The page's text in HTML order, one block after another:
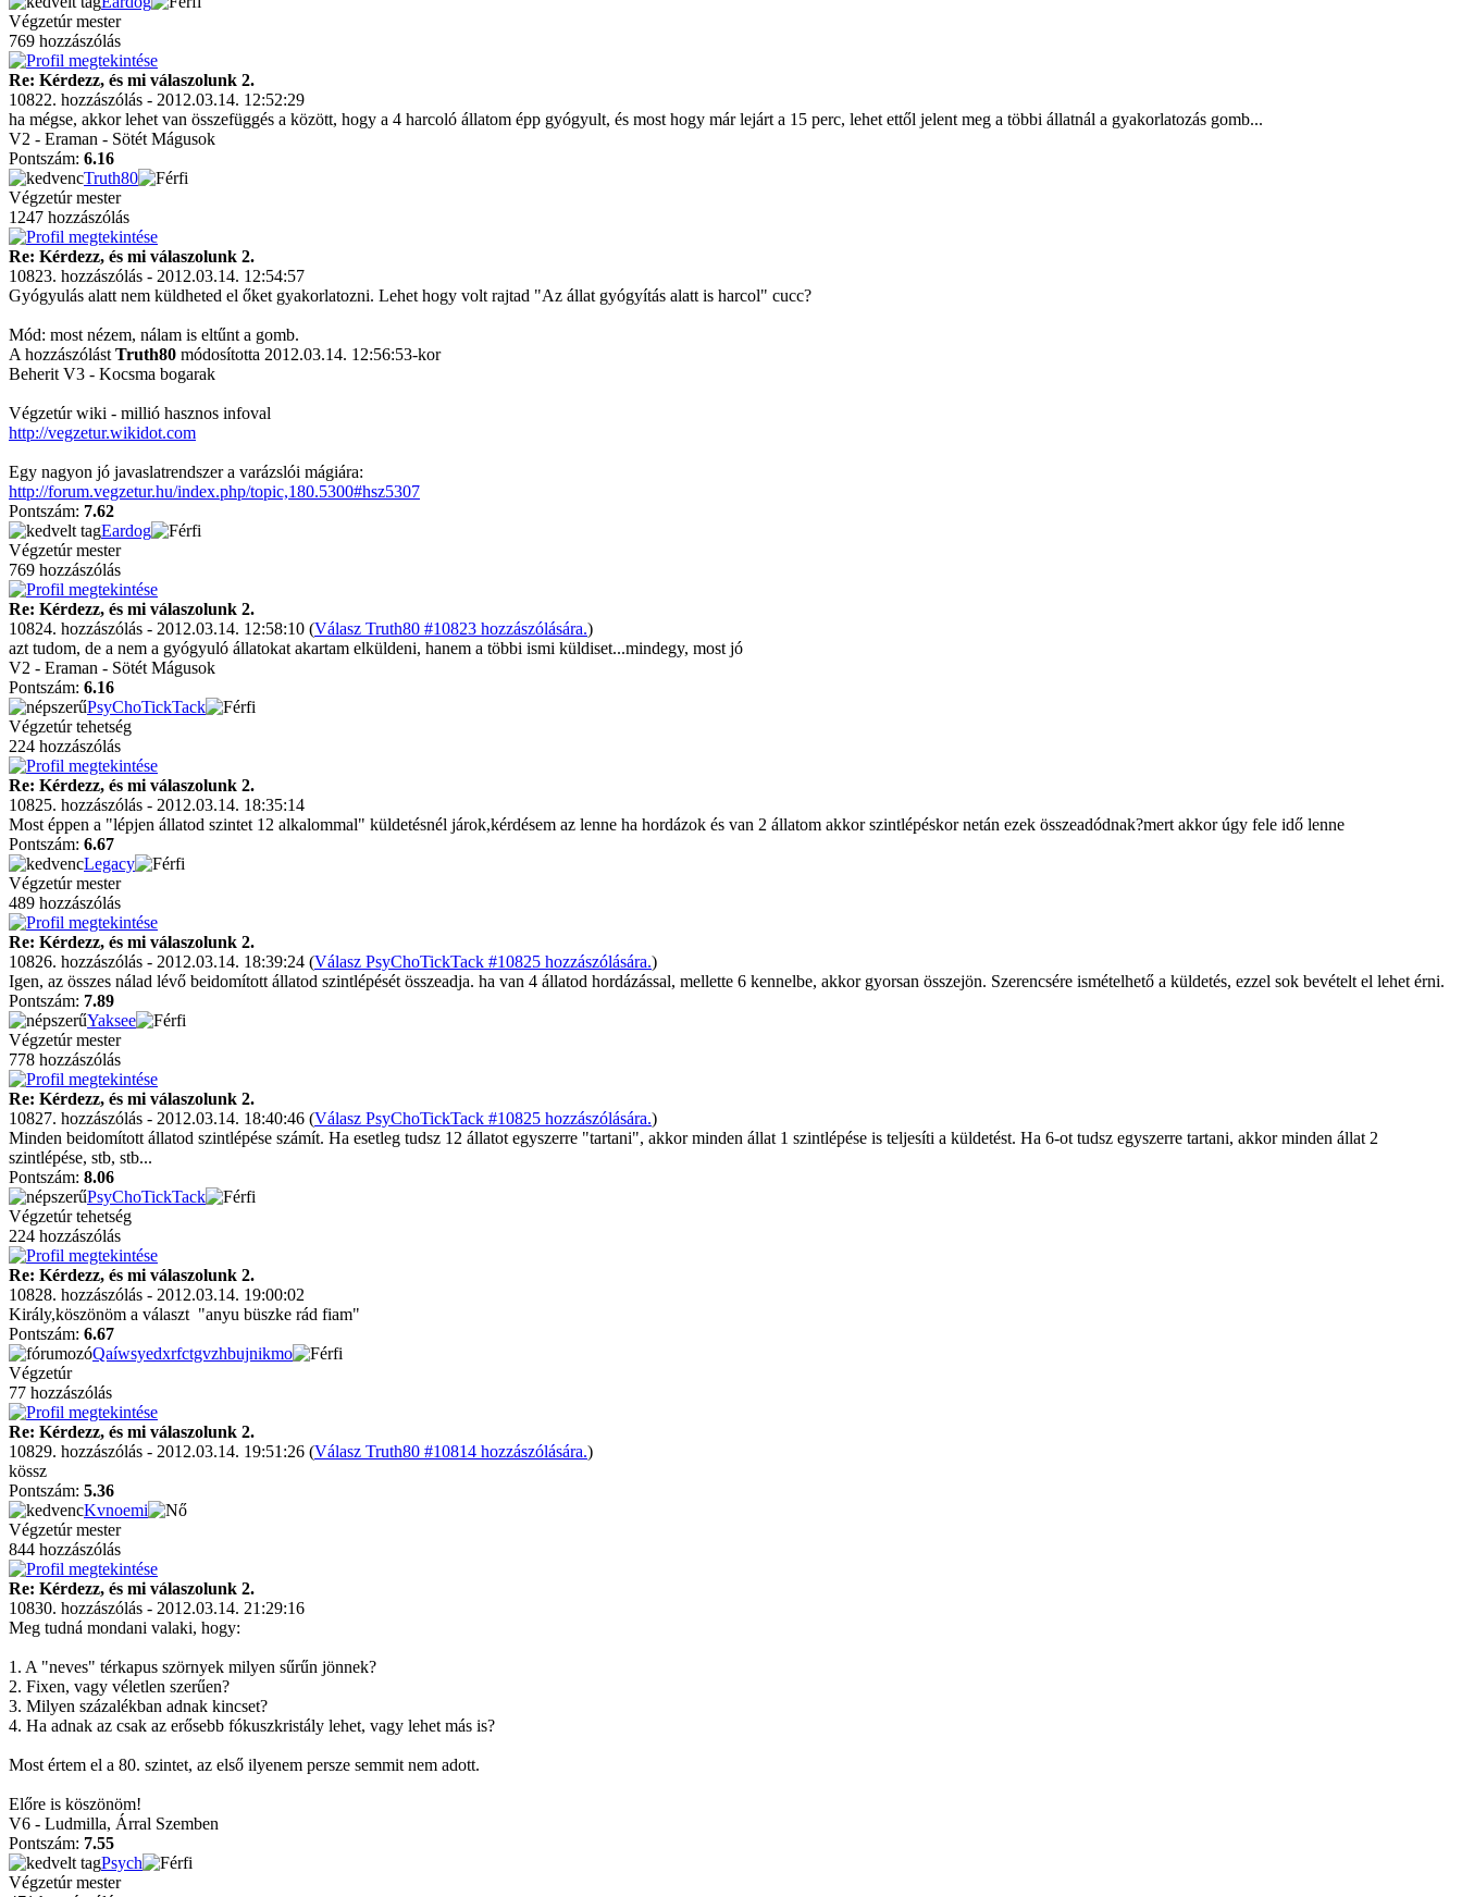
Végzetúr mester
769 hozzászólás
Re: Kérdezz, és mi válaszolunk 2.
10822. hozzászólás - 2012.03.14. 12:52:29
ha mégse, akkor lehet van összefüggés a között, hogy a 4 harcoló állatom épp gyógyult, és most hogy már lejárt a 15 perc, lehet ettől jelent meg a többi állatnál a gyakorlatozás gomb...
V2 - Eraman - Sötét Mágusok
Pontszám: 6.16
Truth80
Végzetúr mester
1247 hozzászólás
Re: Kérdezz, és mi válaszolunk 2.
10823. hozzászólás - 2012.03.14. 12:54:57
Gyógyulás alatt nem küldheted el őket gyakorlatozni. Lehet hogy volt rajtad "Az állat gyógyítás alatt is harcol" cucc?
Mód: most nézem, nálam is eltűnt a gomb.
A hozzászólást Truth80 módosította 2012.03.14. 12:56:53-kor
Beherit V3 - Kocsma bogarak
Végzetúr wiki - millió hasznos infoval
http://vegzetur.wikidot.com
Egy nagyon jó javaslatrendszer a varázslói mágiára:
http://forum.vegzetur.hu/index.php/topic,180.5300#hsz5307
Pontszám: 7.62
Eardog
Végzetúr mester
769 hozzászólás
Re: Kérdezz, és mi válaszolunk 2.
10824. hozzászólás - 2012.03.14. 12:58:10 (Válasz Truth80 #10823 hozzászólására.)
azt tudom, de a nem a gyógyuló állatokat akartam elküldeni, hanem a többi ismi küldiset...mindegy, most jó
V2 - Eraman - Sötét Mágusok
Pontszám: 6.16
PsyChoTickTack
Végzetúr tehetség
224 hozzászólás
Re: Kérdezz, és mi válaszolunk 2.
10825. hozzászólás - 2012.03.14. 18:35:14
Most éppen a "lépjen állatod szintet 12 alkalommal" küldetésnél járok,kérdésem az lenne ha hordázok és van 2 állatom akkor szintlépéskor netán ezek összeadódnak?mert akkor úgy fele idő lenne
Pontszám: 6.67
Legacy
Végzetúr mester
489 hozzászólás
Re: Kérdezz, és mi válaszolunk 2.
10826. hozzászólás - 2012.03.14. 18:39:24 (Válasz PsyChoTickTack #10825 hozzászólására.)
Igen, az összes nálad lévő beidomított állatod szintlépését összeadja. ha van 4 állatod hordázással, mellette 6 kennelbe, akkor gyorsan összejön. Szerencsére ismételhető a küldetés, ezzel sok bevételt el lehet érni.
Pontszám: 7.89
Yaksee
Végzetúr mester
778 hozzászólás
Re: Kérdezz, és mi válaszolunk 2.
10827. hozzászólás - 2012.03.14. 18:40:46 (Válasz PsyChoTickTack #10825 hozzászólására.)
Minden beidomított állatod szintlépése számít. Ha esetleg tudsz 12 állatot egyszerre "tartani", akkor minden állat 1 szintlépése is teljesíti a küldetést. Ha 6-ot tudsz egyszerre tartani, akkor minden állat 2
szintlépése, stb, stb...
Pontszám: 8.06
PsyChoTickTack
Végzetúr tehetség
224 hozzászólás
Re: Kérdezz, és mi válaszolunk 2.
10828. hozzászólás - 2012.03.14. 19:00:02
Király,köszönöm a választ "anyu büszke rád fiam"
Pontszám: 6.67
Qaíwsyedxrfctgvzhbujnikmo
Végzetúr
77 hozzászólás
Re: Kérdezz, és mi válaszolunk 2.
10829. hozzászólás - 2012.03.14. 19:51:26 (Válasz Truth80 #10814 hozzászólására.)
kössz
Pontszám: 5.36
Kvnoemi
Végzetúr mester
844 hozzászólás
Re: Kérdezz, és mi válaszolunk 2.
10830. hozzászólás - 2012.03.14. 21:29:16
Meg tudná mondani valaki, hogy:
1. A "neves" térkapus szörnyek milyen sűrűn jönnek?
2. Fixen, vagy véletlen szerűen?
3. Milyen százalékban adnak kincset?
4. Ha adnak az csak az erősebb fókuszkristály lehet, vagy lehet más is?
Most értem el a 80. szintet, az első ilyenem persze semmit nem adott.
Előre is köszönöm!
V6 - Ludmilla, Árral Szemben
Pontszám: 7.55
Psych
Végzetúr mester